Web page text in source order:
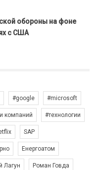
обороны на фоне
с США
#google #microsoft
компаний #технологии
SAP
Енергоатом
Лагун Роман Говда